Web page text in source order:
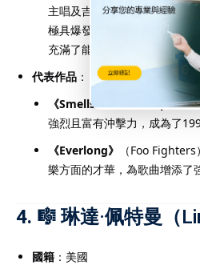
主唱及吉他手。作為鼓手，他
極具爆發力的節奏感著稱。
充滿了能量，並成為90年代的
代表作品 ：
《Smells Like Teen Spirit》
強烈且富有沖擊力，成為了
《Everlong》
（Foo
樂方面的才華，為歌曲增添了
4. 🎼琳達·佩特曼（
國籍 ：美國